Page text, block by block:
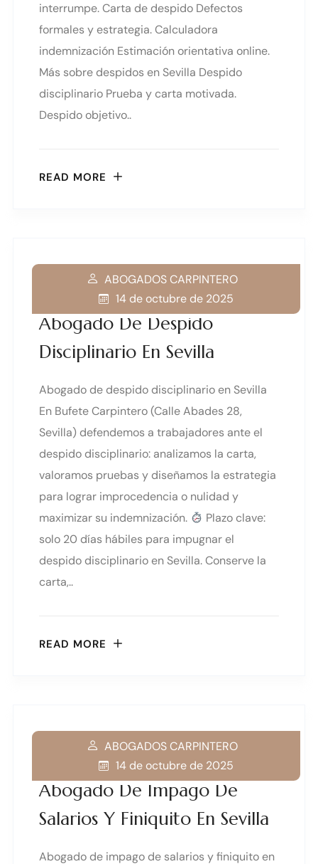
interrumpe. Carta de despido Defectos
formales y estrategia. Calculadora
indemnización Estimación orientativa online.
Más sobre despidos en Sevilla Despido
disciplinario Prueba y carta motivada.
Despido objetivo..
READ MORE
Abogado De Despido
Disciplinario En Sevilla
ABOGADOS CARPINTERO
14 de octubre de 2025
Abogado de despido disciplinario en Sevilla
En Bufete Carpintero (Calle Abades 28,
Sevilla) defendemos a trabajadores ante el
despido disciplinario: analizamos la carta,
valoramos pruebas y diseñamos la estrategia
para lograr improcedencia o nulidad y
maximizar su indemnización.
Plazo clave:
solo 20 días hábiles para impugnar el
despido disciplinario en Sevilla. Conserve la
carta,..
READ MORE
Abogado De Impago De
Salarios Y Finiquito En Sevilla
ABOGADOS CARPINTERO
14 de octubre de 2025
Abogado de impago de salarios y finiquito en